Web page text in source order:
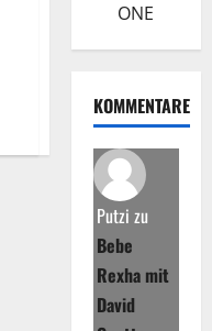
ONE
KOMMENTARE
Putzi zu
Bebe
Rexha mit
David